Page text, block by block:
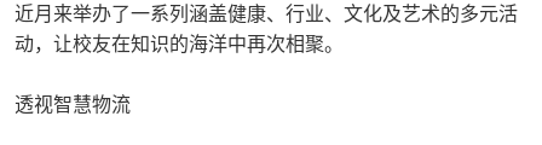
近月来举办了一系列涵盖健康、行业、文化及艺术的多元活
动，让校友在知识的海洋中再次相聚。​
​​透视智慧物流​